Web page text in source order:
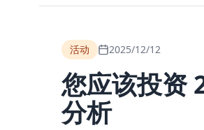
活动 2025/12/12
您应该投资
分析